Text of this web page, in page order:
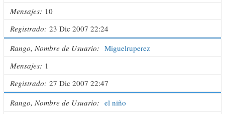
Mensajes 10
Registrado 23 Dic 2007 22:24
Rango, Nombre de Usuario
Miguelruperez
Mensajes 1
Registrado 27 Dic 2007 22:47
Rango, Nombre de Usuario
el niño